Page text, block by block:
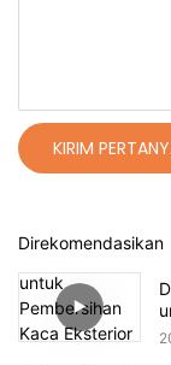
KIRIM
Direkomendasikan